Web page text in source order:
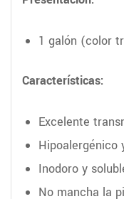
1 galón (color
Características:
Excelente
Hipoalergénico
Inodoro y
No mancha la